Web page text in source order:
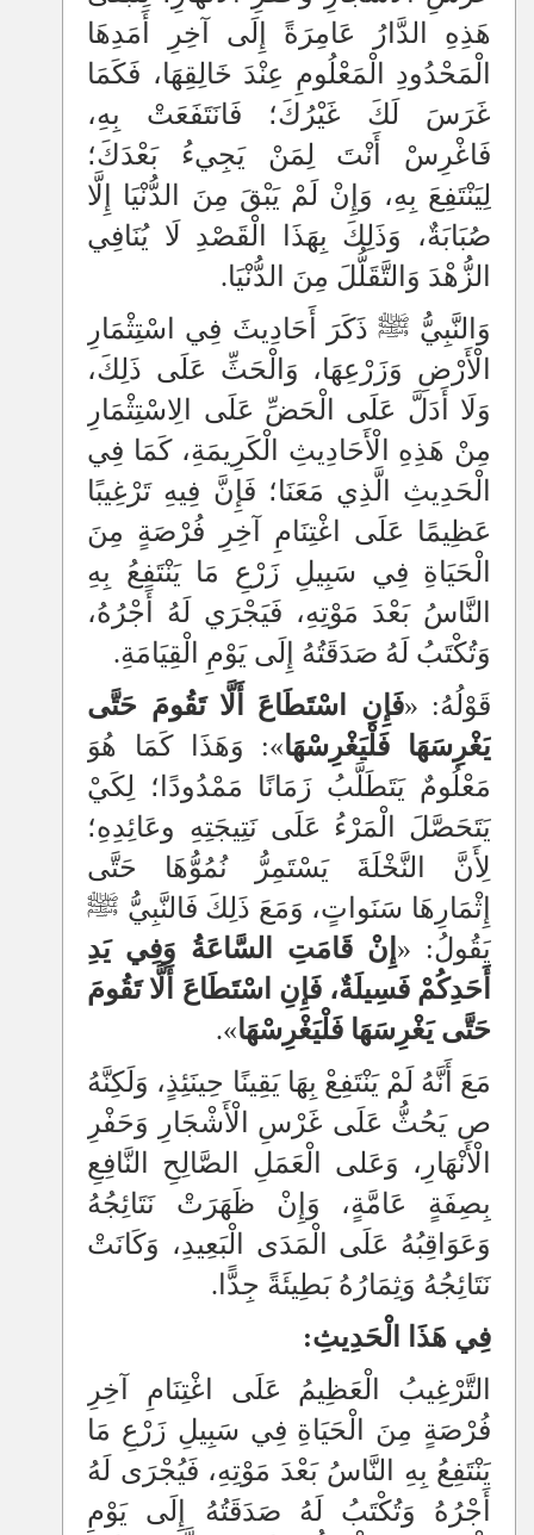
هَذِهِ الدَّارُ عَامِرَةً إِلَى آخِرِ أَمَدِهَا
الْمَحْدُودِ الْمَعْلُومِ عِنْدَ خَالِقِهَا، فَكَمَا
غَرَسَ لَكَ غَيْرُكَ؛ فَانَتَفَعَتْ بِهِ،
فَاغْرِسْ أَنْتَ لِمَنْ يَجِيءُ بَعْدَكَ؛
لِيَنْتَفِعَ بِهِ، وَإِنْ لَمْ يَبْقَ مِنَ الدُّنْيَا إِلَّا
صُبَابَةٌ، وَذَلِكَ بِهَذَا الْقَصْدِ لَا يُنَافِي
الزُّهْدَ وَالتَّقَلُّلَ مِنَ الدُّنْيَا.
وَالنَّبِيُّ ﷺ ذَكَرَ أَحَادِيثَ فِي اسْتِثْمَارِ
الْأَرْضِ وَزَرْعِهَا، وَالْحَثِّ عَلَى ذَلِكَ،
وَلَا أَدَلَّ عَلَى الْحَضِّ عَلَى الِاسْتِثْمَارِ
مِنْ هَذِهِ الْأَحَادِيثِ الْكَرِيمَةِ، كَمَا فِي
الْحَدِيثِ الَّذِي مَعَنَا؛ فَإِنَّ فِيهِ تَرْغِيبًا
عَظِيمًا عَلَى اغْتِنَامِ آخِرِ فُرْصَةٍ مِنَ
الْحَيَاةِ فِي سَبِيلِ زَرْعِ مَا يَنْتَفِعُ بِهِ
النَّاسُ بَعْدَ مَوْتِهِ، فَيَجْرَي لَهُ أَجْرُهُ،
وَتُكْتَبُ لَهُ صَدَقَتُهُ إِلَى يَوْمِ الْقِيَامَةِ.
قَوْلُهُ: «فَإِنِ اسْتَطَاعَ أَلَّا تَقُومَ حَتَّى
يَغْرِسَهَا فَلْيَغْرِسْهَا»: وَهَذَا كَمَا هُوَ
مَعْلُومٌ يَتَطَلَّبُ زَمَانًا مَمْدُودًا؛ لِكَيْ
يَتَحَصَّلَ الْمَرْءُ عَلَى نَتِيجَتِهِ وعَائِدِهِ؛
لِأَنَّ النَّخْلَةَ يَسْتَمِرُّ نُمُوُّهَا حَتَّى
إِثْمَارِهَا سَنَواتٍ، وَمَعَ ذَلِكَ فَالنَّبِيُّ ﷺ
يَقُولُ: « إِنْ قَامَتِ السَّاعَةُ وَفِي يَدِ
أَحَدِكُمْ فَسِيلَةٌ، فَإِنِ اسْتَطَاعَ أَلَّا تَقُومَ
حَتَّى يَغْرِسَهَا فَلْيَغْرِسْهَا».
مَعَ أَنَّهُ لَمْ يَنْتَفِعْ بِهَا يَقِينًا حِينَئِذٍ، وَلَكِنَّهُ
ص يَحُثُّ عَلَى غَرْسِ الْأَشْجَارِ وَحَفْرِ
الْأَنْهَارِ، وَعَلى الْعَمَلِ الصَّالِحِ النَّافِعِ
بِصِفَةٍ عَامَّةٍ، وَإِنْ ظَهَرَتْ نَتَائِجُهُ
وَعَوَاقِبُهُ عَلَى الْمَدَى الْبَعِيدِ، وَكَانَتْ
نَتَائِجُهُ وَثِمَارُهُ بَطِيئَةً جِدًّا.
فِي هَذَا الْحَدِيثِ:
التَّرْغِيبُ الْعَظِيمُ عَلَى اغْتِنَامِ آخِرِ
فُرْصَةٍ مِنَ الْحَيَاةِ فِي سَبِيلِ زَرْعِ مَا
يَنْتَفِعُ بِهِ النَّاسُ بَعْدَ مَوْتِهِ، فَيُجْرَى لَهُ
أَجْرُهُ وَتُكْتَبُ لَهُ صَدَقَتُهُ إِلَى يَوْمِ